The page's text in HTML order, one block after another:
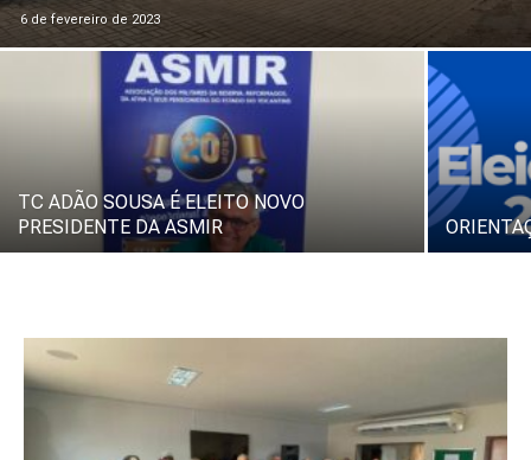
6 de fevereiro de 2023
TC ADÃO SOUSA É ELEITO NOVO
PRESIDENTE DA ASMIR